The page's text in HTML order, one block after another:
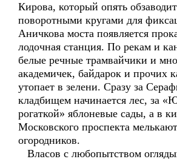
Кирова, который опять
поворотными кругами для
Аничкова моста появляется
лодочная станция. По рекам и
белые речные трамвайчики и
академичек, байдарок и прочих
утопает в зелени. Сразу за
кладбищем начинается лес, за
рогаткой» яблоневые сады, а в
Московского проспекта
огородников.
Власов с любопытством